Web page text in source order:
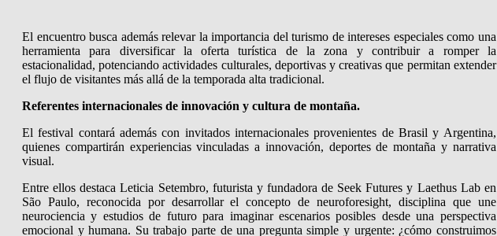
El encuentro busca además relevar la importancia del turismo de intereses especiales como una
herramienta para diversificar la oferta turística de la zona y contribuir a romper la
estacionalidad, potenciando actividades culturales, deportivas y creativas que permitan extender
el flujo de visitantes más allá de la temporada alta tradicional.
Referentes internacionales de innovación y cultura de montaña.
El festival contará además con invitados internacionales provenientes de Brasil y Argentina,
quienes compartirán experiencias vinculadas a innovación, deportes de montaña y narrativa
visual.
Entre ellos destaca Leticia Setembro, futurista y fundadora de Seek Futures y Laethus Lab en
São Paulo, reconocida por desarrollar el concepto de neuroforesight, disciplina que une
neurociencia y estudios de futuro para imaginar escenarios posibles desde una perspectiva
emocional y humana. Su trabajo parte de una pregunta simple y urgente: ¿cómo construimos